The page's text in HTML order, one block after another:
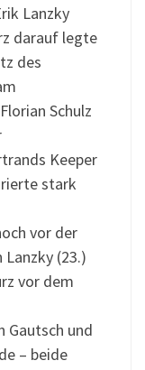
Lanzky
darauf legte
des
Schulz
Keeper
stark
vor der
(23.)
vor dem
Gautsch und
– beide